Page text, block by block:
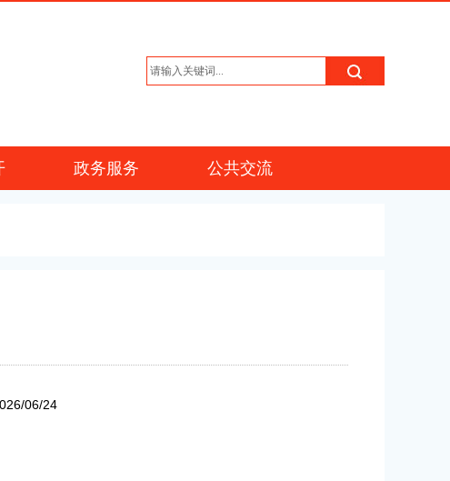
政务服务 公共交流
06/24